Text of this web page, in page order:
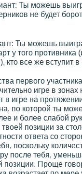
Ты можешь
не будет
Ты можешь
у того противника
кто все же вступит в
первого
игре в зонах
в игре на
по которой ты
и более слабой
позиции за
ответа со
поскольку
после тебя,
позиции. Проще